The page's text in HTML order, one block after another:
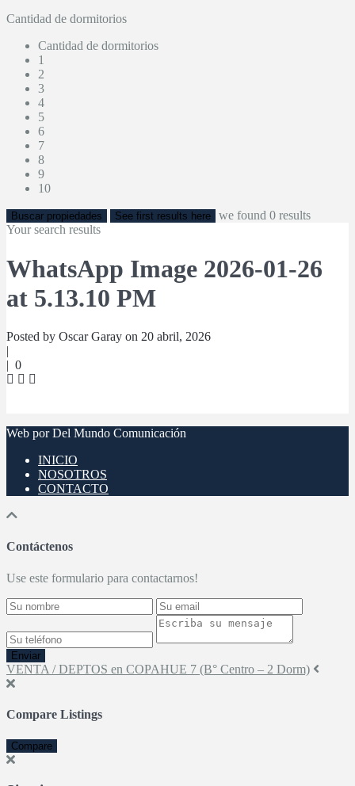
Cantidad de dormitorios
Cantidad de dormitorios
1
2
3
4
5
6
7
8
9
10
Buscar propiedades See first results here we found 0 results
Your search results
WhatsApp Image 2026-01-26
at 5.13.10 PM
Posted by Oscar Garay on 20 abril, 2026
|
| 0
Web por Del Mundo Comunicación
INICIO
NOSOTROS
CONTACTO
Contáctenos
Use este formulario para contactarnos!
Enviar
VENTA / DEPTOS en COPAHUE 7 (B° Centro – 2 Dorm)
Compare Listings
Compare